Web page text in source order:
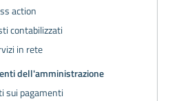
action
contabilizzati
in rete
dell'amministrazione
sui pagamenti